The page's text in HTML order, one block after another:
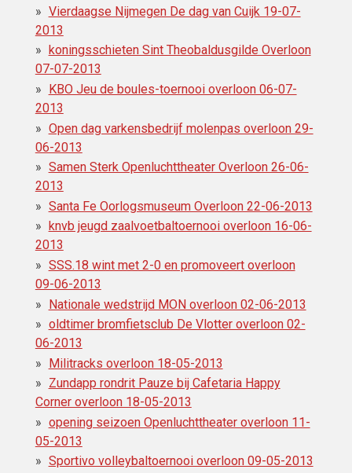
Vierdaagse Nijmegen De dag van Cuijk 19-07-
2013
koningsschieten Sint Theobaldusgilde Overloon
07-07-2013
KBO Jeu de boules-toernooi overloon 06-07-
2013
Open dag varkensbedrijf molenpas overloon 29-
06-2013
Samen Sterk Openluchttheater Overloon 26-06-
2013
Santa Fe Oorlogsmuseum Overloon 22-06-2013
knvb jeugd zaalvoetbaltoernooi overloon 16-06-
2013
SSS.18 wint met 2-0 en promoveert overloon
09-06-2013
Nationale wedstrijd MON overloon 02-06-2013
oldtimer bromfietsclub De Vlotter overloon 02-
06-2013
Militracks overloon 18-05-2013
Zundapp rondrit Pauze bij Cafetaria Happy
Corner overloon 18-05-2013
opening seizoen Openluchttheater overloon 11-
05-2013
Sportivo volleybaltoernooi overloon 09-05-2013